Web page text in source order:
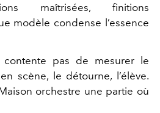
maîtrisées, finitions
modèle condense l’essence
pas de mesurer le
scène, le détourne, l’élève.
orchestre une partie où